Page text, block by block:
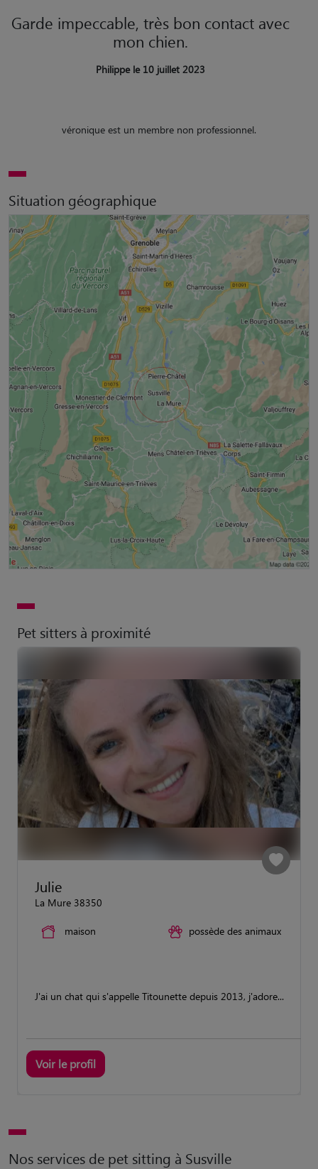
Garde impeccable, très bon contact avec
mon chien.
Philippe le 10 juillet 2023
véronique est un membre non professionnel.
Situation géographique
Pet sitters à proximité
Julie
La Mure 38350
maison possède des animaux
J'ai un chat qui s'appelle Titounette depuis 2013, j'adore...
Voir le profil
Nos services de pet sitting à Susville